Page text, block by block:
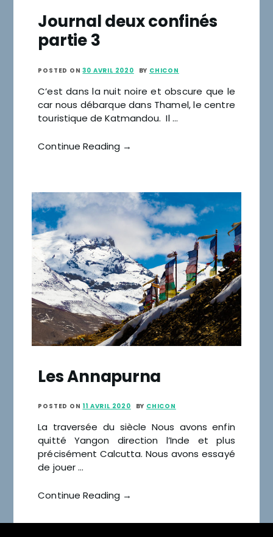
Journal deux confinés
partie 3
POSTED ON30 AVRIL 2020 BY CHICON
C’est dans la nuit noire et obscure que le
car nous débarque dans Thamel, le centre
touristique de Katmandou. Il …
Continue Reading →
Les Annapurna
POSTED ON 11 AVRIL 2020 BY CHICON
La traversée du siècle Nous avons enfin
quitté Yangon direction l’Inde et plus
précisément Calcutta. Nous avons essayé
de jouer …
Continue Reading →